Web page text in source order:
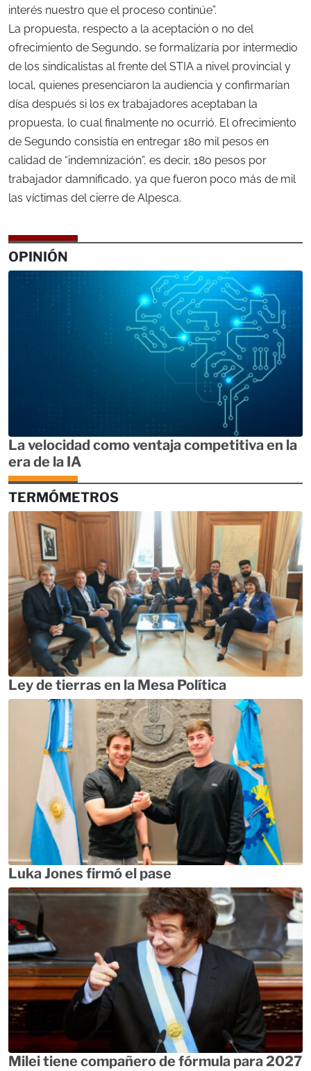
interés nuestro que el proceso continúe”.
La propuesta, respecto a la aceptación o no del
ofrecimiento de Segundo, se formalizaría por intermedio
de los sindicalistas al frente del STIA a nivel provincial y
local, quienes presenciaron la audiencia y confirmarían
dísa después si los ex trabajadores aceptaban la
propuesta, lo cual finalmente no ocurrió. El ofrecimiento
de Segundo consistía en entregar 180 mil pesos en
calidad de “indemnización”, es decir, 180 pesos por
trabajador damnificado, ya que fueron poco más de mil
las víctimas del cierre de Alpesca.
OPINIÓN
La velocidad como ventaja competitiva en la
era de la IA
TERMÓMETROS
Ley de tierras en la Mesa Política
Luka Jones firmó el pase
Milei tiene compañero de fórmula para 2027